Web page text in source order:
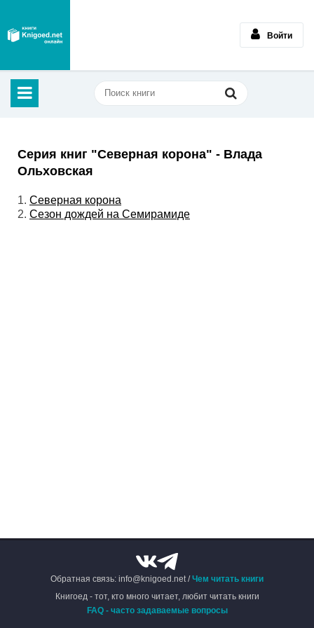
Войти
Серия книг "Северная корона" - Влада
Ольховская
1. Северная корона
2. Сезон дождей на Семирамиде
Обратная связь: info@knigoed.net /Чем читать книги
Книгоед - тот, кто много читает, любит читать книги
FAQ - часто задаваемые вопросы